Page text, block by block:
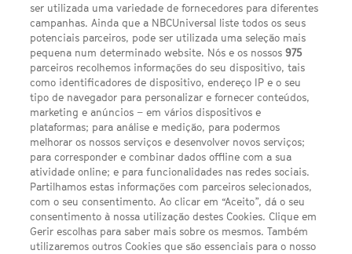
SEGUE-NOS
FACEBOOK
TWITTER
YOUTUBEINSTAGRAM
LINKS ÚTEIS
Escolhas de Anúncios
Política de privacidade
Termos E Condições
ser utilizada uma variedade de fornecedores para diferentes
campanhas. Ainda que a NBCUniversal liste todos os seus
potenciais parceiros, pode ser utilizada uma seleção mais
pequena num determinado website. Nós e os nossos975
parceiros recolhemos informações do seu dispositivo, tais
como identificadores de dispositivo, endereço IP e o seu
tipo de navegador para personalizar e fornecer conteúdos,
marketing e anúncios – em vários dispositivos e
plataformas; para análise e medição, para podermos
melhorar os nossos serviços e desenvolver novos serviços;
para corresponder e combinar dados offline com a sua
atividade online; e para funcionalidades nas redes sociais.
Partilhamos estas informações com parceiros selecionados,
com o seu consentimento. Ao clicar em “Aceito”, dá o seu
consentimento à nossa utilização destes Cookies. Clique em
Gerir escolhas para saber mais sobre os mesmos. Também
utilizaremos outros Cookies que são essenciais para o nosso